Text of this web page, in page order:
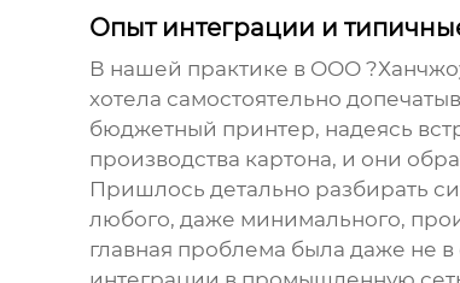
Опыт интеграции и
В нашей практике в ООО
хотела самостоятельно
бюджетный принтер, надеясь
производства картона, и они
Пришлось детально разбирать
любого, даже минимального,
главная проблема была даже не